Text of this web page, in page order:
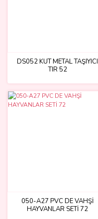
DS052 KUT METAL TAŞIYICI
TIR 52
050-A27 PVC DE VAHŞİ
HAYVANLAR SETİ 72